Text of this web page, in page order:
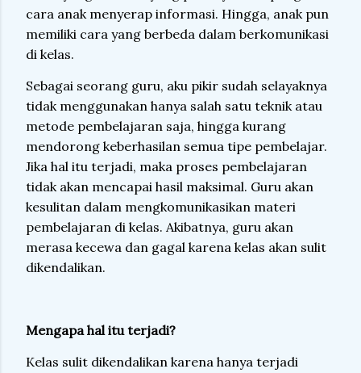
cara anak menyerap informasi. Hingga, anak pun
memiliki cara yang berbeda dalam berkomunikasi
di kelas.
Sebagai seorang guru, aku pikir sudah selayaknya
tidak menggunakan hanya salah satu teknik atau
metode pembelajaran saja, hingga kurang
mendorong keberhasilan semua tipe pembelajar.
Jika hal itu terjadi, maka proses pembelajaran
tidak akan mencapai hasil maksimal. Guru akan
kesulitan dalam mengkomunikasikan materi
pembelajaran di kelas. Akibatnya, guru akan
merasa kecewa dan gagal karena kelas akan sulit
dikendalikan.
Mengapa hal itu terjadi?
Kelas sulit dikendalikan karena hanya terjadi